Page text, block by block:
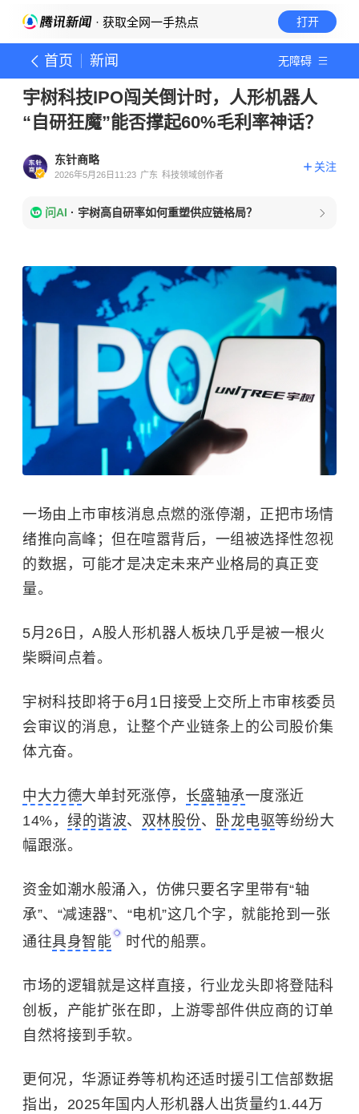
· 获取全网一手热点 打开
首页 新闻 无障碍
宇树科技IPO闯关倒计时，人形机器人
“自研狂魔”能否撑起60%毛利率神话？
东针商略
2026年5月26日11:23 广东 科技领域创作者
关注
问AI · 宇树高自研率如何重塑供应链格局？
一场由上市审核消息点燃的涨停潮，正把市场情
绪推向高峰；但在喧嚣背后，一组被选择性忽视
的数据，可能才是决定未来产业格局的真正变
量。
5月26日，A股人形机器人板块几乎是被一根火
柴瞬间点着。
宇树科技即将于6月1日接受上交所上市审核委员
会审议的消息，让整个产业链条上的公司股价集
体亢奋。
中大力德大单封死涨停， 长盛轴承一度涨近
14%， 绿的谐波、 双林股份、 卧龙电驱等纷纷大
幅跟涨。
资金如潮水般涌入，仿佛只要名字里带有“轴
承”、“减速器”、“电机”这几个字，就能抢到一张
通往具身智能 时代的船票。
市场的逻辑就是这样直接，行业龙头即将登陆科
创板，产能扩张在即，上游零部件供应商的订单
自然将接到手软。
更何况，华源证券等机构还适时援引工信部数据
指出，2025年国内人形机器人出货量约1.44万